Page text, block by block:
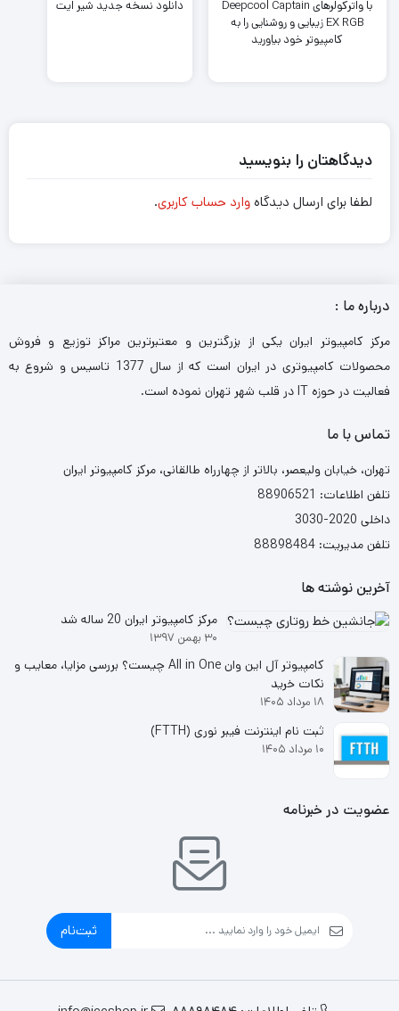
با واترکولرهای Deepcool Captain
EX RGB زیبایی و روشنایی را به
کامپیوتر خود بیاورید
دانلود نسخه جدید شیر ایت
دیدگاهتان را بنویسید
لطفا برای ارسال دیدگاهوارد حساب کاربری.
درباره ما :
مرکز کامپیوتر ایران یکی از بزرگترین و معتبرترین مراکز توزیع و فروش
محصولات کامپیوتری در ایران است که از سال 1377 تاسیس و شروع به
فعالیت در حوزه IT در قلب شهر تهران نموده است.
تماس با ما
تهران، خیابان ولیعصر، بالاتر از چهارراه طالقانی، مرکز کامپیوتر ایران
تلفن اطلاعات: 88906521
داخلی 2020-3030
تلفن مدیریت: 88898484
آخرین نوشته ها
مرکز کامپیوتر ایران 20 ساله شد
۳۰ بهمن ۱۳۹۷
کامپیوتر آل این وان All in One چیست؟ بررسی مزایا، معایب و
نکات خرید
۱۸ مرداد ۱۴۰۵
ثبت نام اینترنت فیبر نوری (FTTH)
۱۰ مرداد ۱۴۰۵
عضویت در خبرنامه
ثبت‌نام